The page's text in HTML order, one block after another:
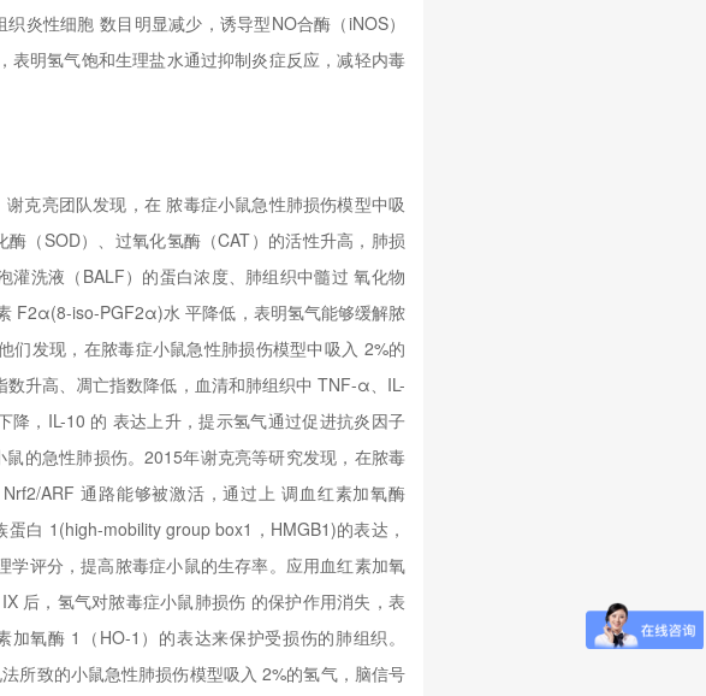
炎性细胞 数目明显减少，诱导型NO合酶（iNOS）
表明氢气饱和生理盐水通过抑制炎症反应，减轻内毒
克亮团队发现，在 脓毒症小鼠急性肺损伤模型中吸
（SOD）、过氧化氢酶（CAT）的活性升高，肺损
灌洗液（BALF）的蛋白浓度、肺组织中髓过 氧化物
F2α(8-iso-PGF2α)水 平降低，表明氢气能够缓解脓
们发现，在脓毒症小鼠急性肺损伤模型中吸入 2%的
升高、凋亡指数降低，血清和肺组织中 TNF-α、IL-
降，IL-10 的 表达上升，提示氢气通过促进抗炎因子
的急性肺损伤。2015年谢克亮等研究发现，在脓毒
ARF 通路能够被激活，通过上 调血红素加氧酶
白 1(high-mobility group box1，HMGB1)的表达，
学评分，提高脓毒症小鼠的生存率。应用血红素加氧
后，氢气对脓毒症小鼠肺损伤 的保护作用消失，表
氧酶 1（HO-1）的表达来保护受损伤的肺组织。
所致的小鼠急性肺损伤模型吸入 2%的氢气，脑信号